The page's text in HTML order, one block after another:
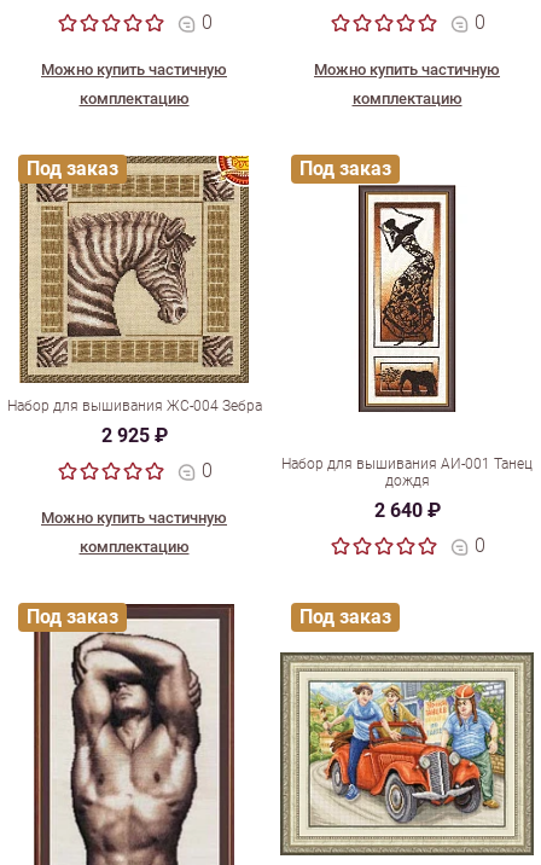
0
Можно купить частичную
комплектацию
0
Можно купить частичную
комплектацию
Набор для вышивания ЖС-004 Зебра
2 925 ₽
0
Можно купить частичную
комплектацию
Под заказ
Набор для вышивания АИ-001 Танец
дождя
2 640 ₽
0
Под заказ
Под заказ Под заказ